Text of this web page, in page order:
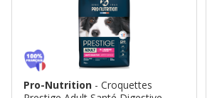
Pro-Nutrition - Croquettes